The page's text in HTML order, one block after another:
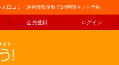
口コミ・評判情報多数で24時間ネット予約
会員登録 ログイン